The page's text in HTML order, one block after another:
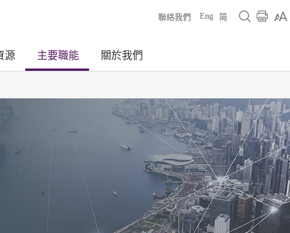
聯絡我們 Eng 简
源 主要職能 關於我們